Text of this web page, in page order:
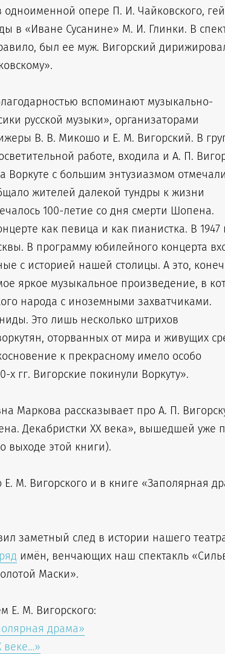
опере П. И. Чайковского,
в «Иване Сусанине» М. И. Глинки. В
был ее муж. Вигорский
вспоминают музыкально-
русской музыки», организаторами
В. В. Микошо и Е. М. Вигорский. В
работе, входила и А. П.
с большим энтузиазмом
жителей далекой тундры к жизни
100-летие со дня смерти Шопена.
как певица и как пианистка. В 1947
В программу юбилейного концерта
с историей нашей столицы. А это,
яркое музыкальное произведение, в
народа с иноземными захватчиками.
Это лишь несколько штрихов
оторванных от мира и живущих
к прекрасному имело особо
х гг. Вигорские покинули Воркуту».
Маркова рассказывает про А. П.
Декабристки XX века», вышедшей уже
о выходе этой книги).
М. Вигорского и в книге «Заполярная
заметный след в истории нашего
имён, венчающих наш спектакль
Маски».
Е. М. Вигорского:
драма»
веке…»